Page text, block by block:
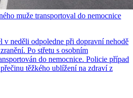
muže transportoval do nemocnice
neděli odpoledne při dopravní nehodě
Po střetu s osobním
do nemocnice. Policie případ
těžkého ublížení na zdraví z